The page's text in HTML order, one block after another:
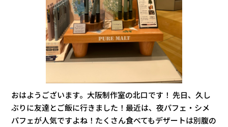
おはようございます。大阪制作室の北口です！ 先日、久し
ぶりに友達とご飯に行きました！最近は、夜パフェ・シメ
パフェが人気ですよね！たくさん食べてもデザートは別腹の